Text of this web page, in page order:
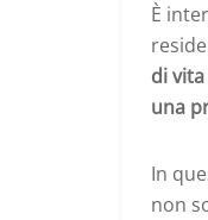
È
di
una
In
non